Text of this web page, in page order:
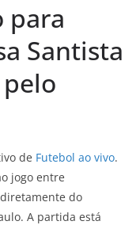
para
Santista
de Futebol ao vivo.
jogo entre
do
A partida está